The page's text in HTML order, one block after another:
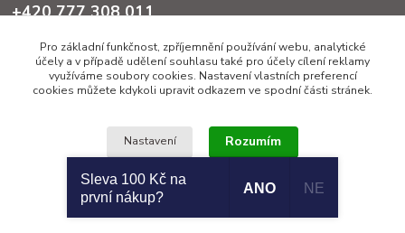
+420 777 308 011
info@sumcari.cz
Copyright 2026 © SUMCARI.cz
Vytvořeno na
Pro základní funkčnost, zpříjemnění používání webu, analytické
účely a v případě udělení souhlasu také pro účely cílení reklamy
využíváme soubory cookies. Nastavení vlastních preferencí
cookies můžete kdykoli upravit odkazem ve spodní části stránek.
Nastavení Rozumím
Souhlas můžete odmítnoutzde
Sleva 100 Kč na
první nákup?
ANO NE